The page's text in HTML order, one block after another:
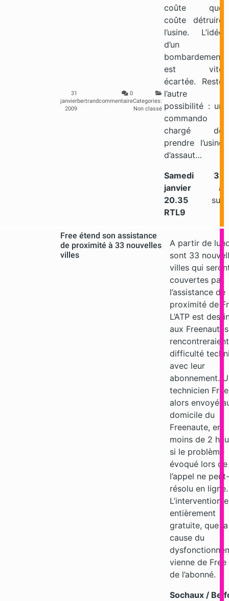
31
janvier
2009
bertrand
0
commentaireCategories:
Non classé
coûte que
coûte détruire
l’usine. L’idée
d’un
bombardement
est vite
écartée. Reste
l’autre
possibilité : un
commando
chargé de
prendre l’usine
d’assaut…
Samedi 31
janvier à
20.35 sur
RTL9
Free étend son assistance
de proximité à 33 nouvelles
villes
A partir de
sont 33
villes qui
couvertes par
l’assistance de
proximité de
L’ATP est
aux
difficulté
avec leur
abonnement.
technicien
alors envoyé
domicile du
Freenaute, en
moins de 2
si le problème
évoqué lors de
l’appel ne
résolu en ligne.
L’intervention
entièrement
gratuite, que la
cause du
vienne de Free
de l’abonné.
Sochaux /